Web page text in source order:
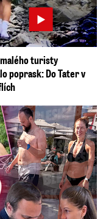
turisty
poprask: Do Tater v
tady královna?